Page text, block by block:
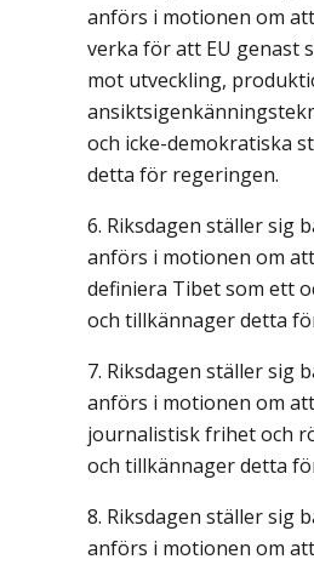
anförs i motionen om
verka för att EU genast
mot utveckling,
och icke-demokratiska
detta för regeringen.
Riksdagen ställer sig
anförs i motionen om
definiera Tibet som ett
och tillkännager detta
Riksdagen ställer sig
anförs i motionen om
journalistisk frihet och
och tillkännager detta
Riksdagen ställer sig
anförs i motionen om